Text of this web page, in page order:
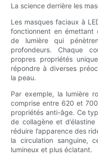
La science derrière les
Les masques faciaux à
fonctionnent en émettant
de lumière qui
profondeurs. Chaque
propres propriétés
répondre à diverses
la peau.
Par exemple, la lumière
comprise entre 620 et
propriétés anti-âge. Ce
de collagène et
réduire l’apparence des
la circulation sanguine,
lumineux et plus éclatant.